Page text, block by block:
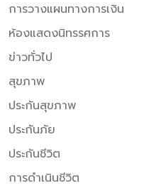
การวางแผนทางการเงิน
ห้องแสดงนิทรรศการ
ข่าวทั่วไป
สุขภาพ
ประกันสุขภาพ
ประกันภัย
ประกันชีวิต
การดำเนินชีวิต